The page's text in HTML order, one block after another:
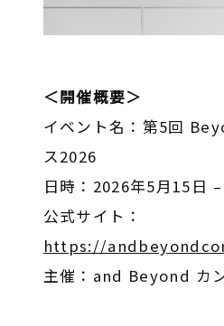
＜開催概要＞
イベント名：第5回
ス2026
日時：2026年5月15日
公式サイト：
https://
主催：and Beyond カ